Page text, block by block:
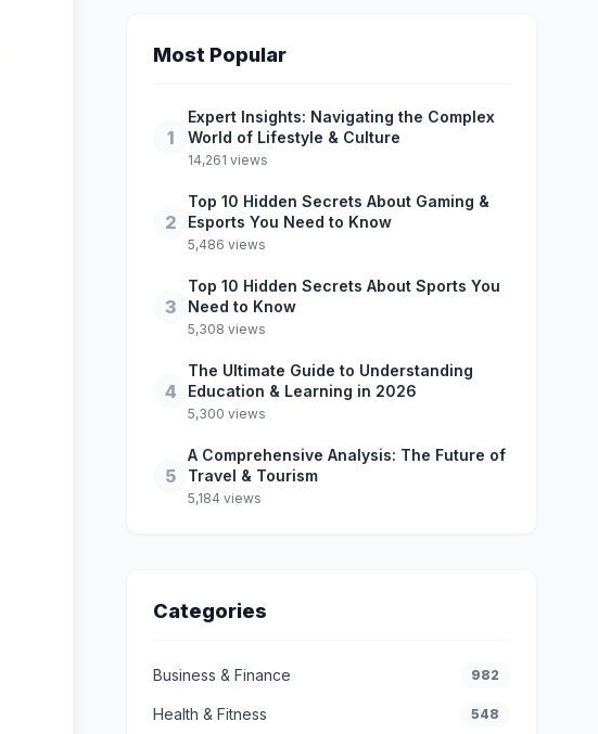
Most Popular
1
Expert Insights: Navigating the Complex
World of Lifestyle & Culture
14,261 views
2
Top 10 Hidden Secrets About Gaming &
Esports You Need to Know
5,486 views
3
Top 10 Hidden Secrets About Sports You
Need to Know
5,308 views
4
The Ultimate Guide to Understanding
Education & Learning in 2026
5,300 views
5
A Comprehensive Analysis: The Future of
Travel & Tourism
5,184 views
Categories
Business & Finance 982
Health & Fitness 548